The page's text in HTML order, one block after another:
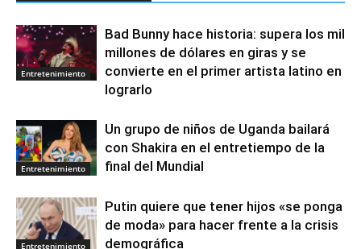
Entretenimiento
Bad Bunny hace historia: supera los mil
millones de dólares en giras y se
convierte en el primer artista latino en
lograrlo
Entretenimiento
Un grupo de niños de Uganda bailará
con Shakira en el entretiempo de la
final del Mundial
Entretenimiento
Putin quiere que tener hijos «se ponga
de moda» para hacer frente a la crisis
demográfica